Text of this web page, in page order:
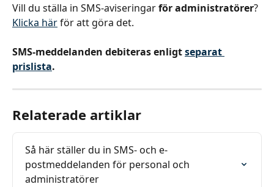
Vill du ställa in SMS-aviseringar för administratörer?
Klicka här för att göra det.
SMS-meddelanden debiteras enligt separat
prislista.
Relaterade artiklar
Så här ställer du in SMS- och e-
postmeddelanden för personal och
administratörer